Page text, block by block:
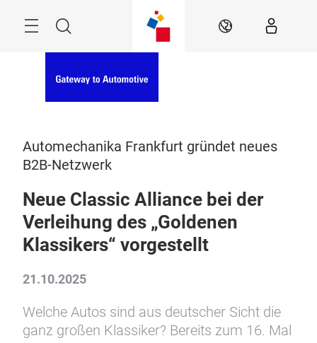
Suche DE
Automechanika Frankfurt gründet neues
B2B-Netzwerk
Neue Classic Alliance bei der
Verleihung des „Goldenen
Klassikers“ vorgestellt
21.10.2025
Welche Autos sind aus deutscher Sicht die
ganz großen Klassiker? Bereits zum 16. Mal